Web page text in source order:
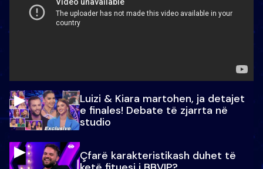
Luizi & Kiara martohen, ja detajet
e finales! Debate të zjarrta në
studio
Çfarë karakteristikash duhet të